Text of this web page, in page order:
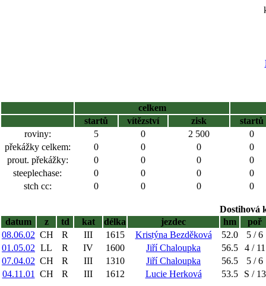
celkem
startů
vítězství zisk
startů
roviny:
5 0 2 500
0
překážky celkem:
0 0 0
0
prout. překážky:
0 0 0
0
steeplechase:
0 0 0
0
stch cc:
0 0 0 0
Dostihová
datum
z td kat délka jezdec hm
poř
08.06.02 CH R III 1615 Kristýna Bezděková 52.0
5 / 6
01.05.02 LL R IV 1600 Jiří Chaloupka 56.5
4 / 11
07.04.02 CH R III 1310 Jiří Chaloupka 56.5
5 / 6
04.11.01
CH R III 1612 Lucie Herková 53.5
S / 13